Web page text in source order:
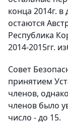
конца 2014г.
остаются
Республика
2014-2015гг.
Совет
принятием
членов,
членов было
число - до 15.